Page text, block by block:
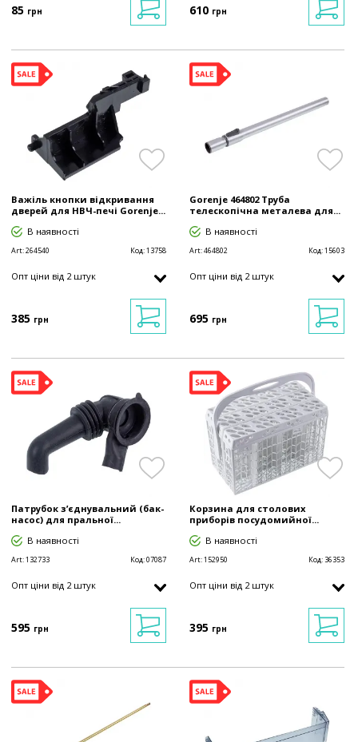
85 грн 610 грн
Важіль кнопки відкривання
дверей для НВЧ-печі Gorenje...
В наявності
Art:264540 Код:13758
Опт ціни від 2 штук
385 грн
Gorenje 464802 Труба
телескопічна металева для...
В наявності
Art:464802 Код:15603
Опт ціни від 2 штук
695 грн
Патрубок з’єднувальний (бак-
насос) для пральної...
В наявності
Art:132733 Код:07087
Опт ціни від 2 штук
595 грн
Корзина для столових
приборів посудомийної...
В наявності
Art:152950 Код: 36353
Опт ціни від 2 штук
395 грн